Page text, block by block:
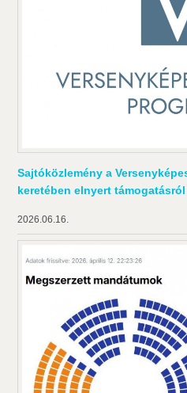
Sajtóközlemény a
keretében elnyert támogatásról
2026.06.16.